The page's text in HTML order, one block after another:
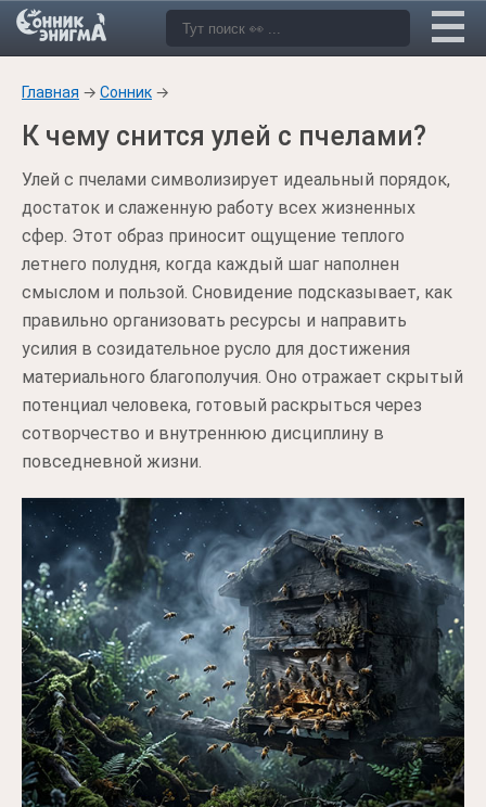
Главная → Сонник →
К чему снится улей с пчелами?
Улей с пчелами символизирует идеальный порядок,
достаток и слаженную работу всех жизненных
сфер. Этот образ приносит ощущение теплого
летнего полудня, когда каждый шаг наполнен
смыслом и пользой. Сновидение подсказывает, как
правильно организовать ресурсы и направить
усилия в созидательное русло для достижения
материального благополучия. Оно отражает скрытый
потенциал человека, готовый раскрыться через
сотворчество и внутреннюю дисциплину в
повседневной жизни.